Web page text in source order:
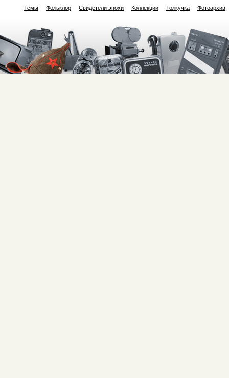
Темы Фольклор Свидетели эпохи Коллекции Толкучка Фотоархив